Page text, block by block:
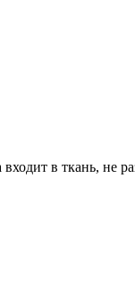
в ткань, не